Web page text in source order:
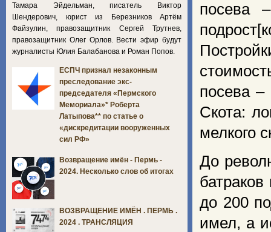
посева
посева
Скота:
мелкого
До
до 200
имел, а
Тамара Эйдельман, писатель Виктор
Шендерович, юрист из Березников Артём
Файзулин, правозащитник Сергей Трутнев,
правозащитник Олег Орлов. Вести эфир будут
журналисты Юлия Балабанова и Роман Попов.
ЕСПЧ признал незаконным
преследование экс-
председателя «Пермского
Мемориала»* Роберта
Латыпова** по статье о
«дискредитации вооруженных
сил РФ»
Возвращение имён - Пермь -
2024. Несколько слов об итогах
ВОЗВРАЩЕНИЕ ИМЁН . ПЕРМЬ .
2024 . ТРАНСЛЯЦИЯ